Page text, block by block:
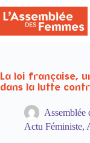
Passer
au
contenu
La loi française,
dans la lutte
Assemblée
Actu Féministe,